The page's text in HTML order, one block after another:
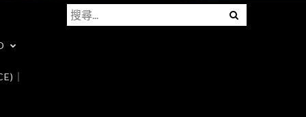
｜
Menu
搜
尋